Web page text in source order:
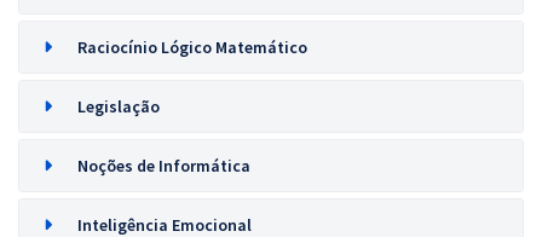
Raciocínio Lógico Matemático
Legislação
Noções de Informática
Inteligência Emocional